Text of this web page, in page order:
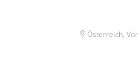
Österreich,